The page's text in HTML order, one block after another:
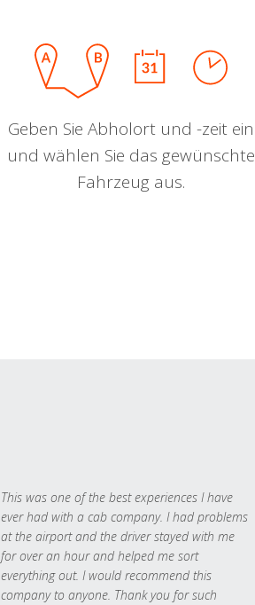
Geben Sie Abholort und -zeit ein
und wählen Sie das gewünschte
Fahrzeug aus.
This was one of the best experiences I have
ever had with a cab company. I had problems
at the airport and the driver stayed with me
for over an hour and helped me sort
everything out. I would recommend this
company to anyone. Thank you for such